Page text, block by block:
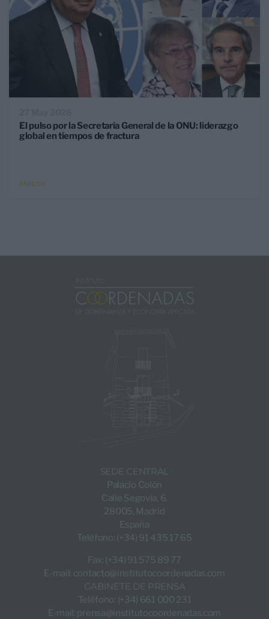
El pulso por la Secretaría General de la ONU: liderazgo
global en tiempos de fractura
ANÁLISIS
SEDE CENTRAL
Palacio Colón
Calle Segovia, 6.
28005, Madrid
España
Teléfono: (+34) 91 435 17 65
Fax: (+34) 91 575 89 77
E-mail: contacto@institutocoordenadas.com
GABINETE DE PRENSA
Teléfono: (+34) 661 000 231
E-mail: prensa@institutocoordenadas.com